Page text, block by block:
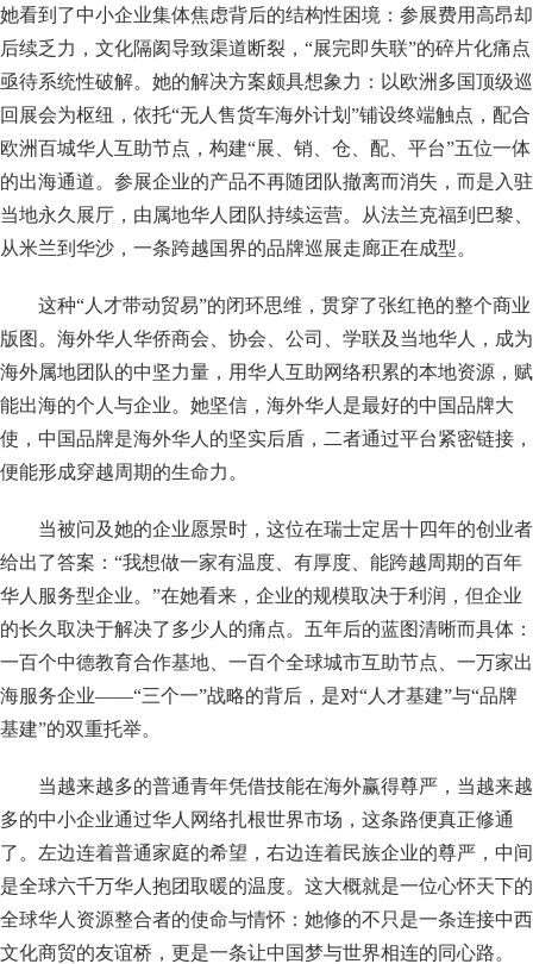
她看到了中小企业集体焦虑背后的结构性困境：参展费用高昂却
后续乏力，文化隔阂导致渠道断裂，“展完即失联”的碎片化痛点
亟待系统性破解。她的解决方案颇具想象力：以欧洲多国顶级巡
回展会为枢纽，依托“无人售货车海外计划”铺设终端触点，配合
欧洲百城华人互助节点，构建“展、销、仓、配、平台”五位一体
的出海通道。参展企业的产品不再随团队撤离而消失，而是入驻
当地永久展厅，由属地华人团队持续运营。从法兰克福到巴黎、
从米兰到华沙，一条跨越国界的品牌巡展走廊正在成型。
这种“人才带动贸易”的闭环思维，贯穿了张红艳的整个商业
版图。海外华人华侨商会、协会、公司、学联及当地华人，成为
海外属地团队的中坚力量，用华人互助网络积累的本地资源，赋
能出海的个人与企业。她坚信，海外华人是最好的中国品牌大
使，中国品牌是海外华人的坚实后盾，二者通过平台紧密链接，
便能形成穿越周期的生命力。
当被问及她的企业愿景时，这位在瑞士定居十四年的创业者
给出了答案：“我想做一家有温度、有厚度、能跨越周期的百年
华人服务型企业。”在她看来，企业的规模取决于利润，但企业
的长久取决于解决了多少人的痛点。五年后的蓝图清晰而具体：
一百个中德教育合作基地、一百个全球城市互助节点、一万家出
海服务企业——“三个一”战略的背后，是对“人才基建”与“品牌
基建”的双重托举。
当越来越多的普通青年凭借技能在海外赢得尊严，当越来越
多的中小企业通过华人网络扎根世界市场，这条路便真正修通
了。左边连着普通家庭的希望，右边连着民族企业的尊严，中间
是全球六千万华人抱团取暖的温度。这大概就是一位心怀天下的
全球华人资源整合者的使命与情怀：她修的不只是一条连接中西
文化商贸的友谊桥，更是一条让中国梦与世界相连的同心路。